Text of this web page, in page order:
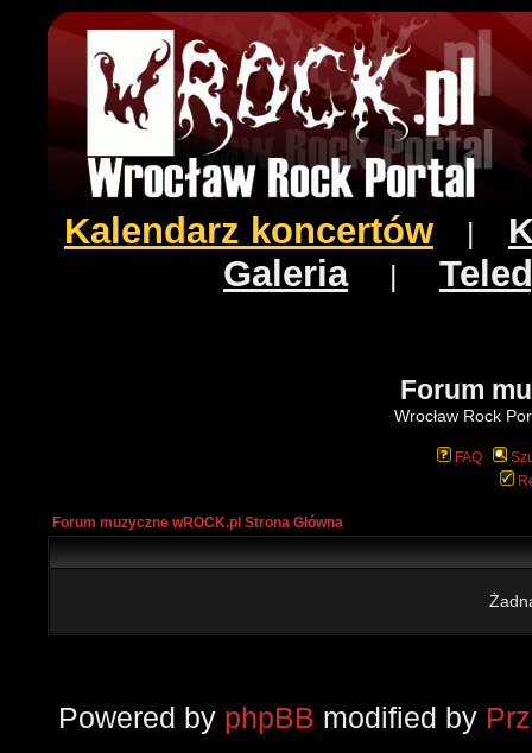
Kalendarz koncertów
Galeria|
Forum
Wrocław Rock
FAQ
Forum muzyczne wROCK.pl Strona Główna
Powered by phpBB modified by